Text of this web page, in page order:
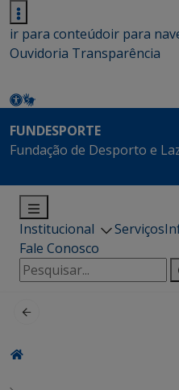
ir para conteúdoir para
Ouvidoria Transparência
FUNDESPORTE
Fundação de Desporto e
Institucional Serviços
Fale Conosco
Pesquisar
por: